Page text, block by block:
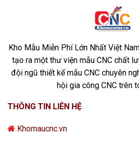
Kho Mẫu Miễn Phí Lớn Nhất Việt
tạo ra một thư viện mẫu CNC chất
đội ngũ thiết kế mẫu CNC chuyên
hội gia công CNC trên
THÔNG TIN LIÊN HỆ
Khomaucnc.vn